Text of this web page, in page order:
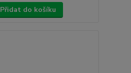
Přidat do košíku